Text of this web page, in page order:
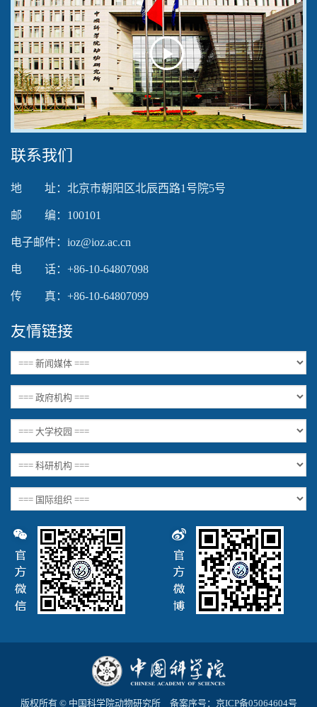
Play
Video
联系我们
地 址：北京市朝阳区北辰西路1号院5号
邮 编：100101
电子邮件：ioz@ioz.ac.cn
电 话：+86-10-64807098
传 真：+86-10-64807099
友情链接
版权所有 © 中国科学院动物研究所 备案序号： 京ICP备05064604号